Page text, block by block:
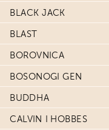
BLACK JACK
BLAST
BOROVNICA
BOSONOGI GEN
BUDDHA
CALVIN I HOBBES